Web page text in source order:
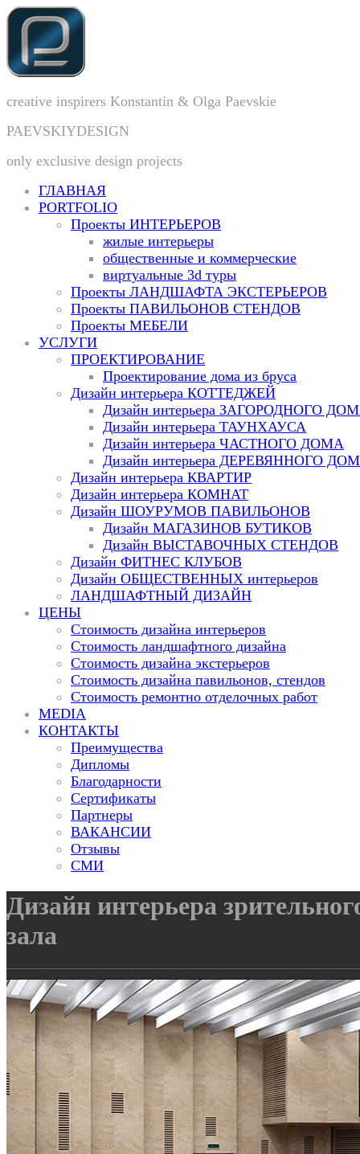
creative inspirers Konstantin & Olga Paevskie
PAEVSKIYDESIGN
only exclusive design projects
ГЛАВНАЯ
PORTFOLIO
Проекты ИНТЕРЬЕРОВ
жилые интерьеры
общественные и коммерческие
виртуальные 3d туры
Проекты ЛАНДШАФТА ЭКСТЕРЬЕРОВ
Проекты ПАВИЛЬОНОВ СТЕНДОВ
Проекты МЕБЕЛИ
УСЛУГИ
ПРОЕКТИРОВАНИЕ
Проектирование дома из бруса
Дизайн интерьера КОТТЕДЖЕЙ
Дизайн интерьера ЗАГОРОДНОГО
Дизайн интерьера ТАУНХАУСА
Дизайн интерьера ЧАСТНОГО ДОМА
Дизайн интерьера ДЕРЕВЯННОГО
Дизайн интерьера КВАРТИР
Дизайн интерьера КОМНАТ
Дизайн ШОУРУМОВ ПАВИЛЬОНОВ
Дизайн МАГАЗИНОВ БУТИКОВ
Дизайн ВЫСТАВОЧНЫХ СТЕНДОВ
Дизайн ФИТНЕС КЛУБОВ
Дизайн ОБЩЕСТВЕННЫХ интерьеров
ЛАНДШАФТНЫЙ ДИЗАЙН
ЦЕНЫ
Стоимость дизайна интерьеров
Стоимость ландшафтного дизайна
Стоимость дизайна экстерьеров
Стоимость дизайна павильонов, стендов
Стоимость ремонтно отделочных работ
MEDIA
КОНТАКТЫ
Преимущества
Дипломы
Благодарности
Сертификаты
Партнеры
ВАКАНСИИ
Отзывы
СМИ
Дизайн интерьера
зала